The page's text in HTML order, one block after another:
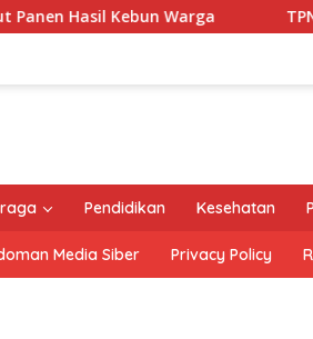
TPNPB Kodap XVI Yahukimo
Pendidikan Kesehatan
Media Siber Privacy Policy